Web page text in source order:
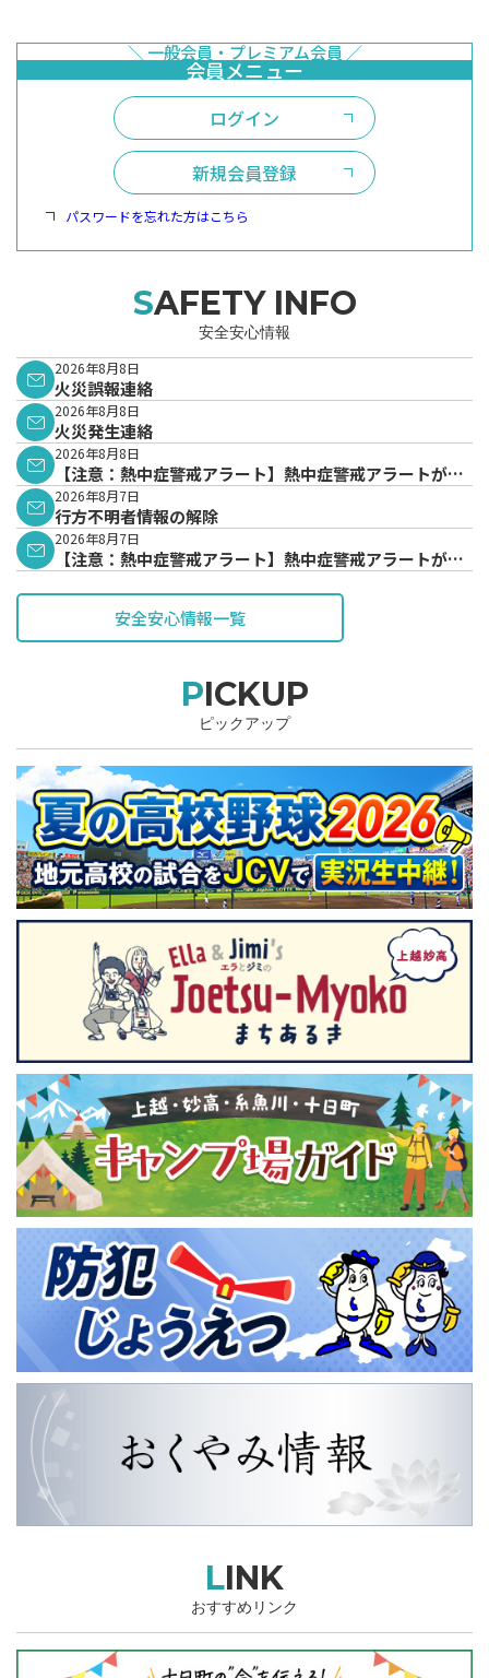
ログイン
新規会員登録
パスワードを忘れた方はこちら
SAFETY INFO
安全安心情報
2026年8月8日
火災誤報連絡
2026年8月8日
火災発生連絡
2026年8月8日
【注意：熱中症警戒アラート】熱中症警戒アラートが発
表されています。
2026年8月7日
行方不明者情報の解除
2026年8月7日
【注意：熱中症警戒アラート】熱中症警戒アラートが発
安全安心情報一覧
PICKUP
ピックアップ
LINK
おすすめリンク